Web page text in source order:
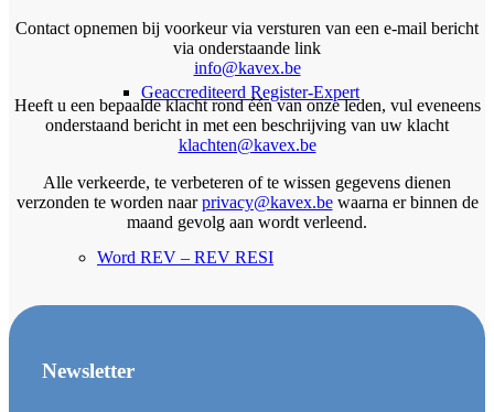
Geaccrediteerd Register-Expert
Word REV – REV RESI
Contact opnemen bij voorkeur via versturen van een e-mail bericht
via onderstaande link
info@kavex.be
Heeft u een bepaalde klacht rond één van onze leden, vul eveneens
onderstaand bericht in met een beschrijving van uw klacht
klachten@kavex.be
Alle verkeerde, te verbeteren of te wissen gegevens dienen
verzonden te worden naarprivacy@kavex.bewaarna er binnen de
maand gevolg aan wordt verleend.
Newsletter